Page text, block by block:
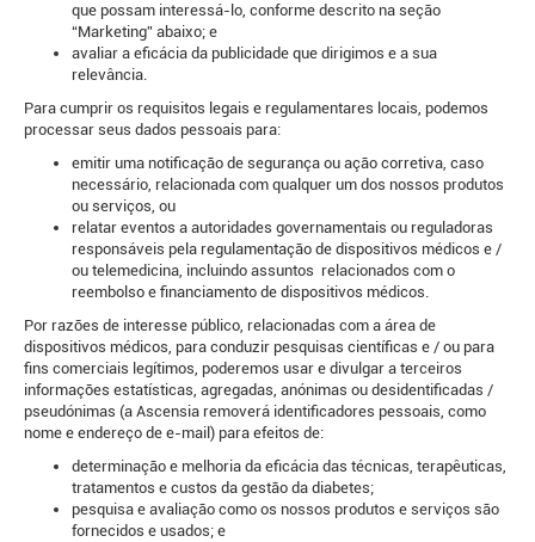
que possam interessá-lo, conforme descrito na seção
“Marketing” abaixo; e
avaliar a eficácia da publicidade que dirigimos e a sua
relevância.
Para cumprir os requisitos legais e regulamentares locais, podemos
processar seus dados pessoais para:
emitir uma notificação de segurança ou ação corretiva, caso
necessário, relacionada com qualquer um dos nossos produtos
ou serviços, ou
relatar eventos a autoridades governamentais ou reguladoras
responsáveis ​​pela regulamentação de dispositivos médicos e /
ou telemedicina, incluindo assuntos relacionados com o
reembolso e financiamento de dispositivos médicos.
Por razões de interesse público, relacionadas com a área de
dispositivos médicos, para conduzir pesquisas científicas e / ou para
fins comerciais legítimos, poderemos usar e divulgar a terceiros
informações estatísticas, agregadas, anónimas ou desidentificadas /
pseudónimas (a Ascensia removerá identificadores pessoais, como
nome e endereço de e-mail) para efeitos de:
determinação e melhoria da eficácia das técnicas, terapêuticas,
tratamentos e custos da gestão da diabetes;
pesquisa e avaliação como os nossos produtos e serviços são
fornecidos e usados; e